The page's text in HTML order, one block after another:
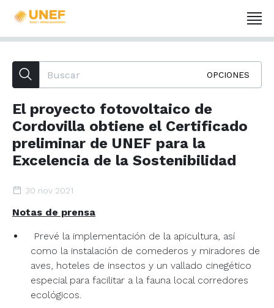
OPCIONES
El proyecto fotovoltaico de
Cordovilla obtiene el Certificado
preliminar de UNEF para la
Excelencia de la Sostenibilidad
30 nov 2021
Notas de prensa
Prevé la implementación de la apicultura, así
como la instalación de comederos y miradores de
aves, hoteles de insectos y un vallado cinegético
especial para facilitar a la fauna local corredores
ecológicos.